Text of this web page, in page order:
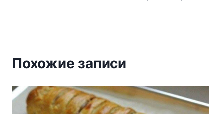
Похожие записи